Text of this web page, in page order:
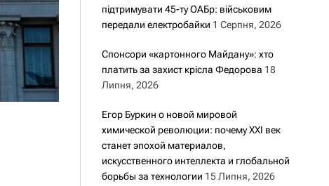
підтримувати 45-ту ОАБр: військовим
передали електробайки 1 Серпня, 2026
Спонсори «картонного Майдану»: хто
платить за захист крісла Федорова 18
Липня, 2026
Егор Буркин о новой мировой
химической революции: почему XXI век
станет эпохой материалов,
искусственного интеллекта и глобальной
борьбы за технологии 15 Липня, 2026